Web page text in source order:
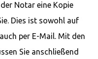
Notar eine Kopie
Dies ist sowohl auf
per E-Mail. Mit den
Sie anschließend